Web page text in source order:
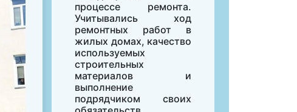
процессе ремонта.
Учитывались ход
ремонтных работ в
жилых домах, качество
используемых
строительных
материалов и
выполнение
подрядчиком своих